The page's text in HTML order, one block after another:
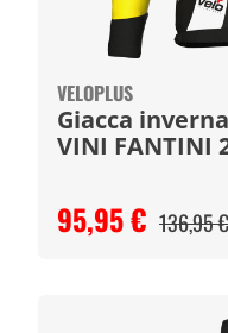
VELOPLUS
Giacca
VINI FANTINI
95,95 € 136,95 €